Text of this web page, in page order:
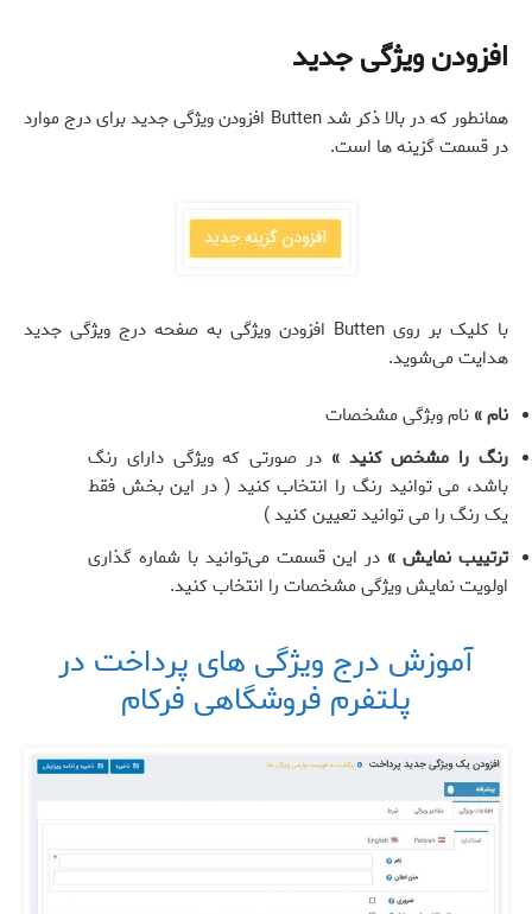
افزودن ویژگی جدید
همانطور که در بالا ذکر شد Butten افزودن ویژگی جدید برای درج موارد
در قسمت گزینه ها است.
با کلیک بر روی Butten افزودن ویژگی به صفحه درج ویژگی جدید
هدایت می‌شوید.
نام » نام وبژگی مشخصات
رنگ را مشخص کنید » در صورتی که ویژگی دارای رنگ
باشد، می توانید رنگ را انتخاب کنید ( در این بخش فقط
یک رنگ را می توانید تعیین کنید )
ترتییب نمایش » در این قسمت می‌توانید با شماره گذاری
اولویت نمایش ویژگی مشخصات را انتخاب کنید.
آموزش درج ویژگی های پرداخت در
پلتفرم فروشگاهی فرکام